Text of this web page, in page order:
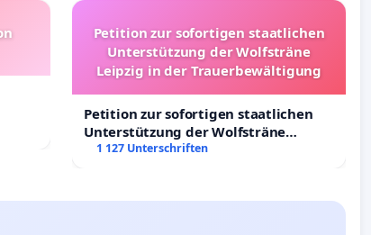
Petition zur sofortigen staatlichen
Unterstützung der Wolfsträne
Leipzig in der Trauerbewältigung
Petition zur sofortigen staatlichen
Unterstützung der Wolfsträne
Leipzig in der Trauerbewältigung
1 127 Unterschriften